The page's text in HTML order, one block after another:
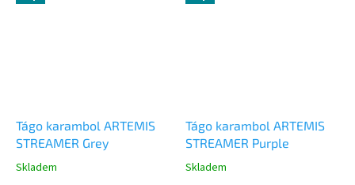
Tágo karambol ARTEMIS
STREAMER Grey
Skladem
Tágo karambol ARTEMIS
STREAMER Purple
Skladem